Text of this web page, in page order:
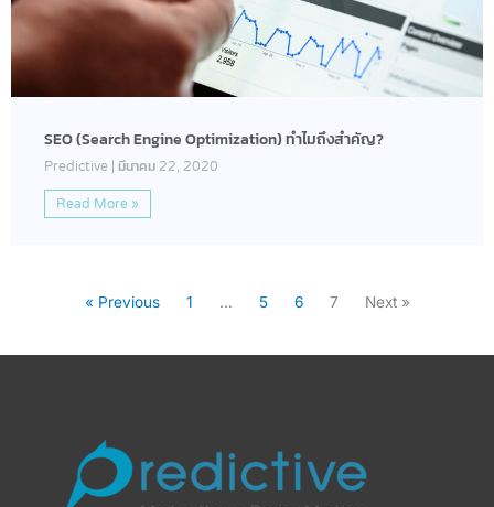
SEO (Search Engine Optimization) ทำไมถึงสำคัญ?
Predictive มีนาคม 22, 2020
Read More »
« Previous 1 … 5 6 7 Next »